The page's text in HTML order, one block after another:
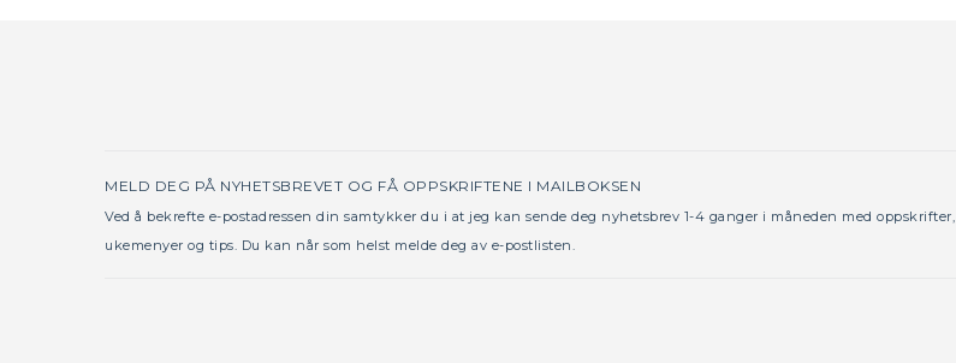
MELD DEG PÅ NYHETSBREVET OG FÅ OPPSKRIFTENE I MAILBOKSEN
Ved å bekrefte e-postadressen din samtykker du i at jeg kan sende deg nyhetsbrev 1-4 ganger i måneden med oppskrifter,
ukemenyer og tips. Du kan når som helst melde deg av e-postlisten.